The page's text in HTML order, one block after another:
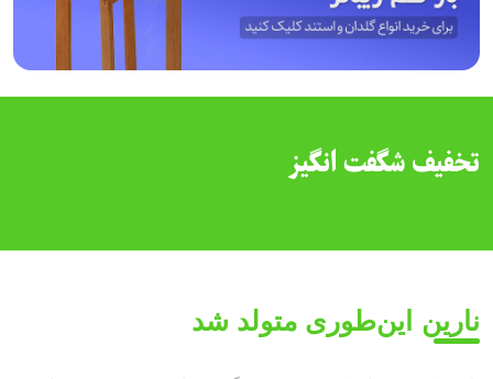
تخفیف شگفت انگیز
نارین این‌طوری متولد شد